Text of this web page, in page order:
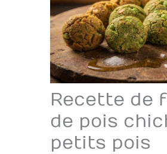
Recette de
de pois
petits pois